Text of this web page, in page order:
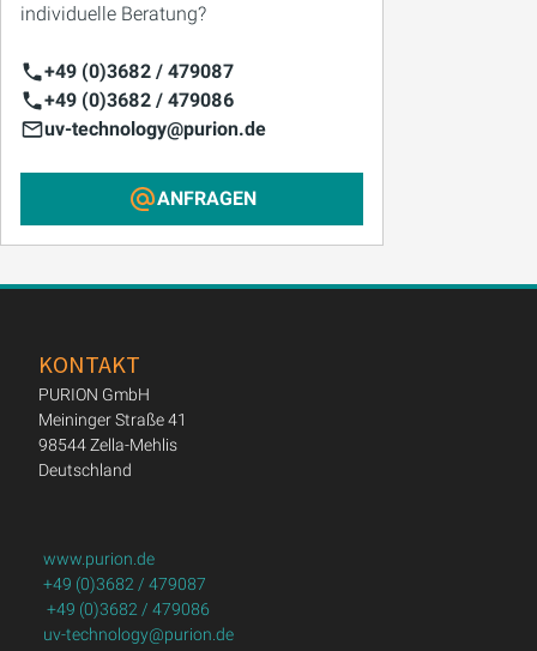
individuelle Beratung?
+49 (0)3682 / 479087
+49 (0)3682 / 479086
uv-technology@purion.de
ANFRAGEN
KONTAKT
PURION GmbH
Meininger Straße 41
98544 Zella-Mehlis
Deutschland
www.purion.de
+49 (0)3682 / 479087
+49 (0)3682 / 479086
uv-technology@purion.de